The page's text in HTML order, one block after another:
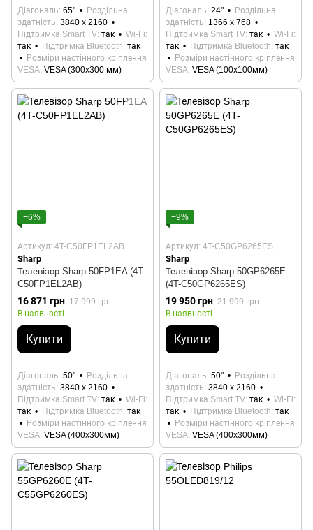
Діагональ 65"
Роздільна
здатність 3840 x 2160
Підтримка Smart TV так
Wi-Fi
так
Підтримка Bluetooth так
Розміри настінного кріплення
VESA VESA (300x300 мм)
Діагональ 24"
Роздільна
здатність 1366 x 768
Підтримка Smart TV так
Wi-Fi
так
Підтримка Bluetooth так
Розміри настінного кріплення
VESA VESA (100х100мм)
−6%
Артикул: 4T-C50FP1EL2AB
Sharp
Телевізор Sharp 50FP1EA (4T-
C50FP1EL2AB)
16 871 грн 17 999 грн
В наявності
Купити
Діагональ 50"
Роздільна
здатність 3840 x 2160
Підтримка Smart TV так
Wi-Fi
так
Підтримка Bluetooth так
Розміри настінного кріплення
VESA VESA (400x300мм)
−9%
Артикул: 4T-C50GP6265ES
Sharp
Телевізор Sharp 50GP6265E
(4T-C50GP6265ES)
19 950 грн 21 999 грн
В наявності
Купити
Діагональ 50"
Роздільна
здатність 3840 x 2160
Підтримка Smart TV так
Wi-Fi
так
Підтримка Bluetooth так
Розміри настінного кріплення
VESA VESA (400x300мм)